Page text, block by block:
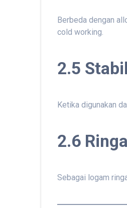
Berbeda dengan
cold working.
2.5
Ketika digunakan
2.6
Sebagai logam